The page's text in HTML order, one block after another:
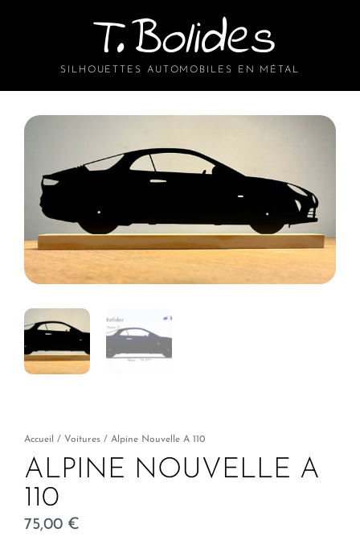
T.Bolides
SILHOUETTES AUTOMOBILES EN MÉTAL
Accueil / Voitures / Alpine Nouvelle A 110
ALPINE NOUVELLE A
110
75,00 €